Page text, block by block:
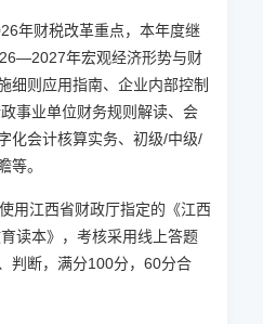
年财税改革重点，本年度继
—2027年宏观经济形势与财
细则应用指南、企业内部控制
事业单位财务规则解读、会
化会计核算实务、初级/中级/
等。
用江西省财政厅指定的《江西
读本》，考核采用线上答题
判断，满分100分，60分合